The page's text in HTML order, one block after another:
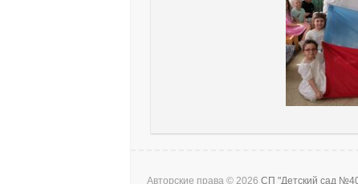
Авторские права © 2026 СП "Детский сад